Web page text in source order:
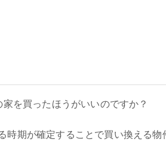
を買ったほうがいいのですか？
時期が確定することで買い換える